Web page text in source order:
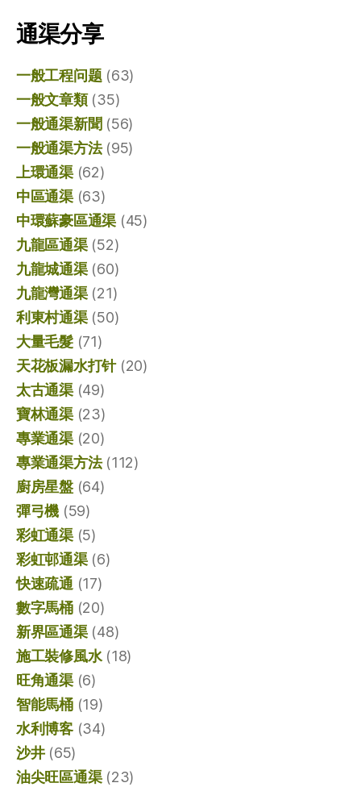
通渠分享
一般工程问题(63)
一般文章類(35)
一般通渠新聞 (56)
一般通渠方法(95)
上環通渠(62)
中區通渠(63)
中環蘇豪區通渠 (45)
九龍區通渠(52)
九龍城通渠(60)
九龍灣通渠(21)
利東村通渠(50)
大量毛髮(71)
天花板漏水打针(20)
太古通渠(49)
寶林通渠(23)
專業通渠(20)
專業通渠方法(112)
廚房星盤(64)
彈弓機 (59)
彩虹通渠(5)
彩虹邨通渠(6)
快速疏通 (17)
數字馬桶(20)
新界區通渠(48)
施工裝修風水(18)
旺角通渠(6)
智能馬桶(19)
水利博客(34)
沙井(65)
油尖旺區通渠(23)